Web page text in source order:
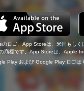
のロゴ、App Storeは、米国もしく
商標です。App Storeは、Apple
Play および Google Play ロゴは